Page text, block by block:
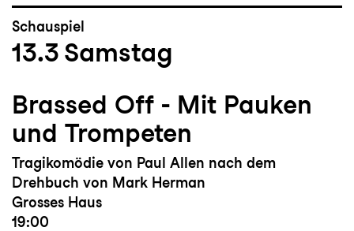
Schauspiel
13.3 Samstag
Brassed Off - Mit Pauken
und Trompeten
Tragikomödie von Paul Allen nach dem
Drehbuch von Mark Herman
Grosses Haus
19:00